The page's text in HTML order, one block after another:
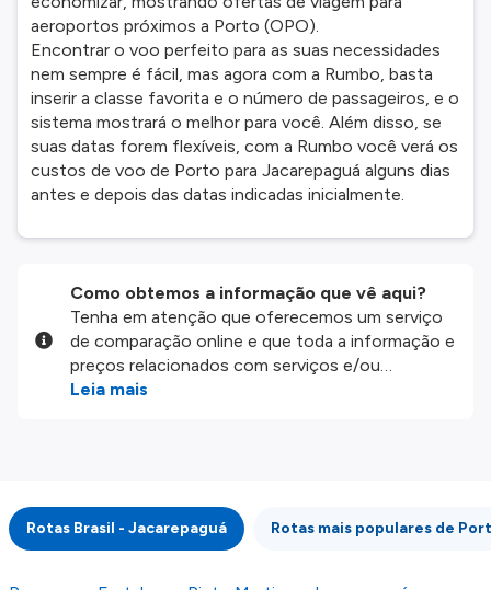
aeroportos próximos a Porto (OPO).
Encontrar o voo perfeito para as suas necessidades
nem sempre é fácil, mas agora com a Rumbo, basta
inserir a classe favorita e o número de passageiros, e o
sistema mostrará o melhor para você. Além disso, se
suas datas forem flexíveis, com a Rumbo você verá os
custos de voo de Porto para Jacarepaguá alguns dias
antes e depois das datas indicadas inicialmente.
Como obtemos a informação que vê aqui?
Tenha em atenção que oferecemos um serviço
de comparação online e que toda a informação e
preços relacionados com serviços e/ou
produtos disponíveis no nosso website são
integridade ou pela precisão da informação
publicada, por isso verifique com atenção todas
as condições no website do parceiro antes de
fazer uma reserva. Para mais detalhes verifique
Leia mais
Rotas Brasil - Jacarepaguá Rotas mais populares de